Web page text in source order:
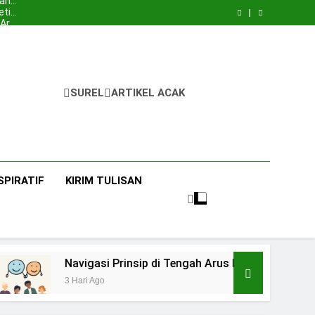
SUREL ARTIKEL ACAK
KIRIM TULISAN
Navigasi Prinsip di Tengah Arus Pertemanan
3 Hari Ago